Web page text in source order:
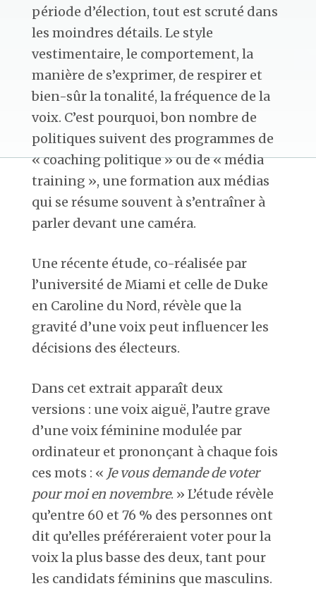
période d’élection, tout est scruté dans
les moindres détails. Le style
vestimentaire, le comportement, la
manière de s’exprimer, de respirer et
bien-sûr la tonalité, la fréquence de la
voix. C’est pourquoi, bon nombre de
politiques suivent des programmes de
« coaching politique » ou de « média
training », une formation aux médias
qui se résume souvent à s’entraîner à
parler devant une caméra.
Une récente étude, co-réalisée par
l’université de Miami et celle de Duke
en Caroline du Nord, révèle que la
gravité d’une voix peut influencer les
décisions des électeurs.
Dans cet extrait apparaît deux
versions : une voix aiguë, l’autre grave
d’une voix féminine modulée par
ordinateur et prononçant à chaque fois
ces mots : « Je vous demande de voter
pour moi en novembre. » L’étude révèle
qu’entre 60 et 76 % des personnes ont
dit qu’elles préféreraient voter pour la
voix la plus basse des deux, tant pour
les candidats féminins que masculins.